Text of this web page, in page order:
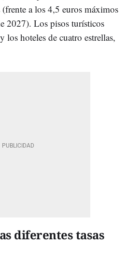
(frente a los 4,5 euros máximos
2027). Los pisos turísticos
los hoteles de cuatro estrellas,
diferentes tasas